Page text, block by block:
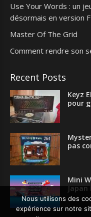
Use Your Words : un
désormais en version
Master Of The Grid
Comment rendre son
Recent Posts
Keyz
pour
pas
Mini
Nous utilisons des
expérience sur notre